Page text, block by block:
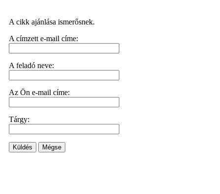
A cikk ajánlása ismerősnek.
A címzett e-mail címe:
A feladó neve:
Az Ön e-mail címe:
Tárgy:
Küldés Mégse